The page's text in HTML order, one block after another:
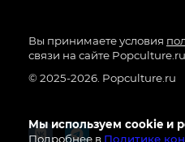
Мы используем cookie и
Подробнее в Политике
Вы принимаете условия
связи на сайте Popculture.ru
© 2025-2026. Popculture.ru